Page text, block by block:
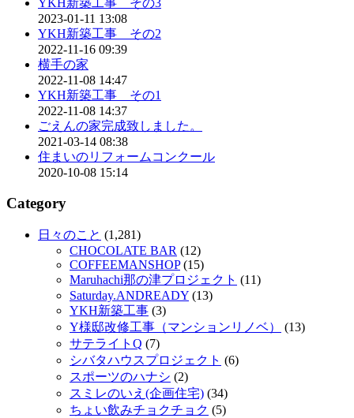
YKH新築工事 その3
2023-01-11 13:08
YKH新築工事 その2
2022-11-16 09:39
横手の家
2022-11-08 14:47
YKH新築工事 その1
2022-11-08 14:37
ごえんの家完成致しました。
2021-03-14 08:38
住まいのリフォームコンクール
2020-10-08 15:14
Category
日々のこと (1,281)
CHOCOLATE BAR (12)
COFFEEMANSHOP(15)
Maruhachi那の津プロジェクト (11)
Saturday.ANDREADY (13)
YKH新築工事 (3)
Y様邸改修工事（マンションリノベ）
(13)
サテライトQ (7)
シバタハウスプロジェクト (6)
スポーツのハナシ (2)
スミレのいえ(企画住宅) (34)
ちょい飲みチョクチョク (5)